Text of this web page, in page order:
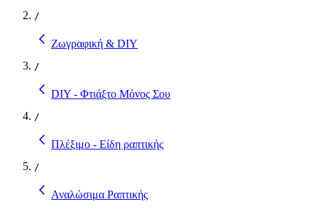
/
Ζωγραφική & DIY
/
DIY - Φτιάξτο Μόνος Σου
/
Πλέξιμο - Είδη ραπτικής
/
Αναλώσιμα Ραπτικής